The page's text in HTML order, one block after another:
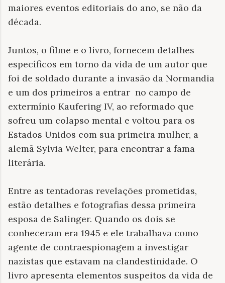
maiores eventos editoriais do ano, se não da
década.
Juntos, o filme e o livro, fornecem detalhes
específicos em torno da vida de um autor que
foi de soldado durante a invasão da Normandia
e um dos primeiros a entrar no campo de
extermínio Kaufering IV, ao reformado que
sofreu um colapso mental e voltou para os
Estados Unidos com sua primeira mulher, a
alemã Sylvia Welter, para encontrar a fama
literária.
Entre as tentadoras revelações prometidas,
estão detalhes e fotografias dessa primeira
esposa de Salinger. Quando os dois se
conheceram era 1945 e ele trabalhava como
agente de contraespionagem a investigar
nazistas que estavam na clandestinidade. O
livro apresenta elementos suspeitos da vida de